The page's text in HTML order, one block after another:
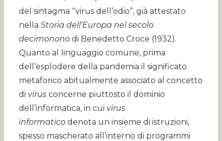
del sintagma “virus dell’odio”, già attestato
nella Storia dell’Europa nel secolo
decimonono di Benedetto Croce (1932).
Quanto al linguaggio comune, prima
dell’esplodere della pandemia il significato
metaforico abitualmente associato al concetto
di virus concerne piuttosto il dominio
dell’informatica, in cui virus
informatico denota un insieme di istruzioni,
spesso mascherato all’interno di programmi